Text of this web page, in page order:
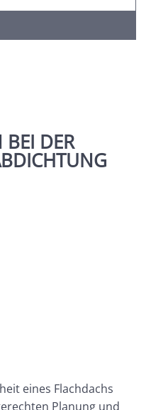
BEI DER
eines Flachdachs
Planung und